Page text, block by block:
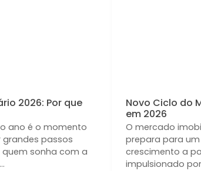
2026: Por que
ano é o momento
passos
sonha com a
Novo Ciclo do
em 2026
O mercado
prepara para
crescimento a
impulsionado